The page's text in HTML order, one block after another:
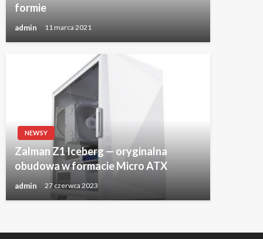
formie
admin 11 marca 2021
NEWSY
Zalman Z1 Iceberg — oryginalna
obudowa w formacie Micro ATX
admin 27 czerwca 2023